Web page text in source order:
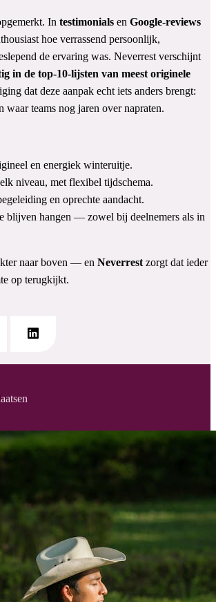
In testimonials en Google-reviews
hoe verrassend persoonlijk,
de ervaring was. Neverrest verschijnt
in de top-10-lijsten van meest originele
dat deze aanpak echt iets anders brengt:
waar teams nog jaren over napraten.
en energiek winteruitje.
niveau, met flexibel tijdschema.
en oprechte aandacht.
blijven hangen — zowel bij deelnemers als in
naar boven — en Neverrest zorgt dat ieder
op terugkijkt.